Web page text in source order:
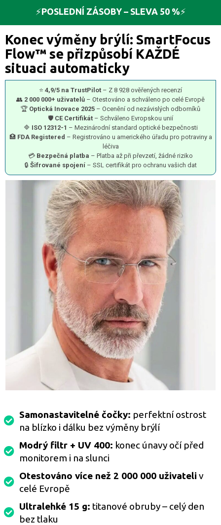
⚡️POSLEDNÍ ZÁSOBY – SLEVA 50 %⚡️
Konec výměny brýlí: SmartFocus
Flow™ se přizpůsobí KAŽDÉ
situaci automaticky
⭐ 4,9/5 na TrustPilot – Z 8 928 ověřených recenzí
👥 2 000 000+ uživatelů – Otestováno a schváleno po celé Evropě
🏆 Optická Inovace 2025 – Ocenění od nezávislých odborníků
🛡️ CE Certifikát – Schváleno Evropskou unií
🔷 ISO 12312-1 – Mezinárodní standard optické bezpečnosti
🏥 FDA Registered – Registrováno u amerického úřadu pro potraviny a
léčiva
💳 Bezpečná platba – Platba až při převzetí, žádné riziko
🔒 Šifrované spojení– SSL certifikát pro ochranu vašich dat
Samonastavitelné čočky: perfektní ostrost
na blízko i dálku bez výměny brýlí
Modrý filtr + UV 400: konec únavy očí před
monitorem i na slunci
Otestováno více než 2 000 000 uživateli v
celé Evropě
Ultralehké 15 g: titanové obruby – celý den
bez tlaku